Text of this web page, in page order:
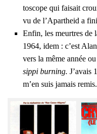
to­scope qui fai­sait
vu de l’A­par­theid a
Enfin, les meurtres de
1964, idem : c’est
vers la même année
sip­pi bur­ning. J’a­vais
m’en suis jamais